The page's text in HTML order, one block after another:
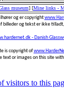
museum] [Mine links -
og er copyright
billeder og tekst er ikke
- Danish
is copyright of
text or images on this site